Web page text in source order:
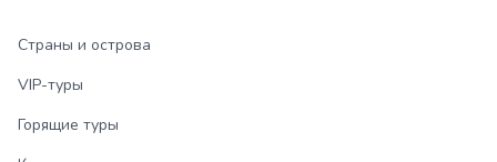
Страны и острова
VIP-туры
Горящие туры